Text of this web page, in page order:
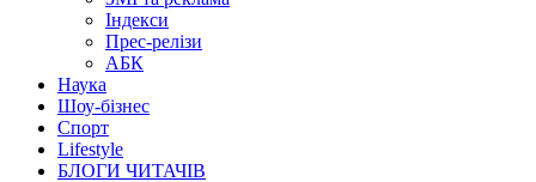
Індекси
Прес-релізи
АБК
Наука
Шоу-бізнес
Спорт
Lifestyle
БЛОГИ ЧИТАЧІВ